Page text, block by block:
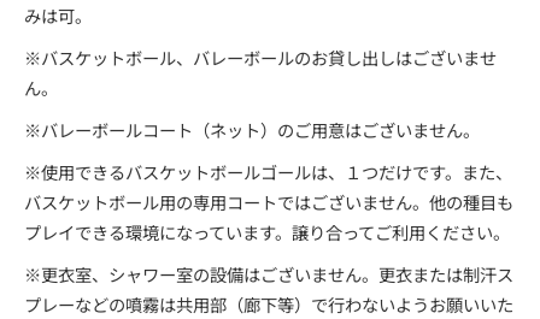
みは可。
※バスケットボール、バレーボールのお貸し出しはございませ
ん。
※バレーボールコート（ネット）のご用意はございません。
※使用できるバスケットボールゴールは、１つだけです。また、
バスケットボール用の専用コートではございません。他の種目も
プレイできる環境になっています。譲り合ってご利用ください。
※更衣室、シャワー室の設備はございません。更衣または制汗ス
プレーなどの噴霧は共用部（廊下等）で行わないようお願いいた